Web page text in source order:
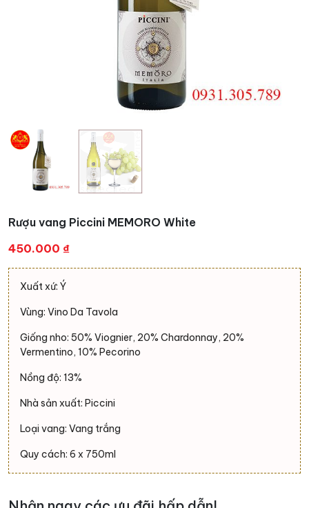
Rượu vang Piccini MEMORO White
450.000 ₫
Xuất xứ: Ý
Vùng: Vino Da Tavola
Giống nho: 50% Viognier, 20% Chardonnay, 20%
Vermentino, 10% Pecorino
Nồng độ: 13%
Nhà sản xuất: Piccini
Loại vang: Vang trắng
Quy cách: 6 x 750ml